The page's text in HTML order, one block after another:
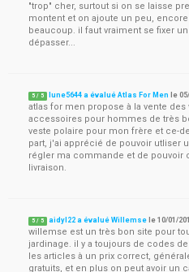
"trop" cher, surtout si on se laisse
montent et on ajoute un peu,
beaucoup. il faut vraiment se fixer
dépasser...
5 / 5 lune5644 a évalué Atlas For Men le
atlas for men propose à la vente
accessoires pour hommes de très
veste polaire pour mon frère et ce-
part, j'ai apprécié de pouvoir utliser
régler ma commande et de pouvoir
livraison.
5 / 5 aidyl22 a évalué Willemse le10/01/
willemse est un très bon site pour
jardinage. il y a toujours de codes
les articles à un prix correct,
gratuits, et en plus on peut avoir un